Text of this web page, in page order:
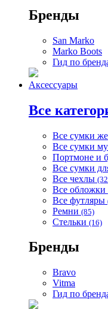
Бренды
San Marko
Marko Boots
Гид по
Аксессуары
Все
Все сумки
Все сумки
Портмоне и
Все сумки
Все чехлы
Все обложки
Все футляры
Ремни (85)
Стельки (16)
Бренды
Bravo
Vitma
Гид по